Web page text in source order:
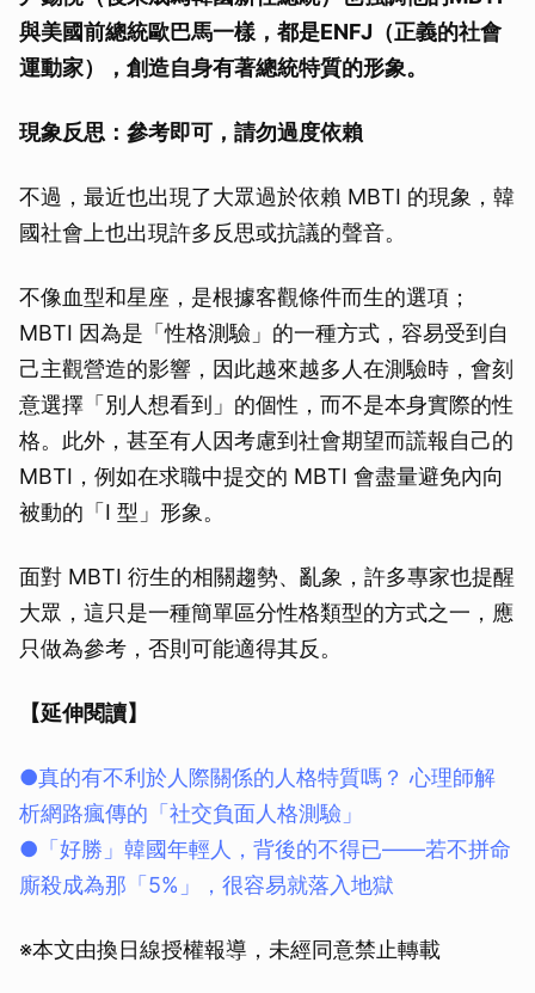
與美國前總統歐巴馬一樣，都是ENFJ （正義的社會
運動家），創造自身有著總統特質的形象。
現象反思：參考即可，請勿過度依賴
不過，最近也出現了大眾過於依賴 MBTI 的現象，韓
國社會上也出現許多反思或抗議的聲音。
不像血型和星座，是根據客觀條件而生的選項；
MBTI 因為是「性格測驗」的一種方式，容易受到自
己主觀營造的影響，因此越來越多人在測驗時，會刻
意選擇「別人想看到」的個性，而不是本身實際的性
格。此外，甚至有人因考慮到社會期望而謊報自己的
MBTI，例如在求職中提交的 MBTI 會盡量避免內向
被動的「I 型」形象。
面對 MBTI 衍生的相關趨勢、亂象，許多專家也提醒
大眾，這只是一種簡單區分性格類型的方式之一，應
只做為參考，否則可能適得其反。
【延伸閱讀】
●真的有不利於人際關係的人格特質嗎？ 心理師解
析網路瘋傳的「社交負面人格測驗」
●「好勝」韓國年輕人，背後的不得已——若不拼命
廝殺成為那「5%」，很容易就落入地獄
※本文由換日線授權報導，未經同意禁止轉載
取消